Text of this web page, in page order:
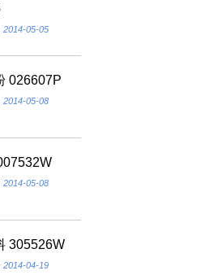
2014-05-05
026607P
2014-05-08
2014-05-08
305526W
2014-04-19